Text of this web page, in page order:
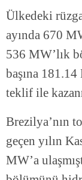
Ülkedeki
ayında 670
536 MW’lık
başına
teklif ile
Brezilya’nın
geçen yılın
MW’a